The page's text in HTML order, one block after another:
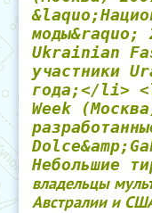
Ukrainian
участники
года;</li>
Week
Небольшие
владельцы
Австралии и